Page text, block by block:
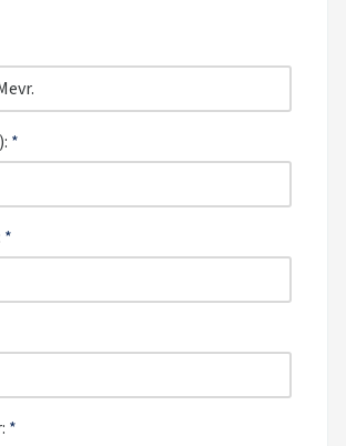
*
*
*